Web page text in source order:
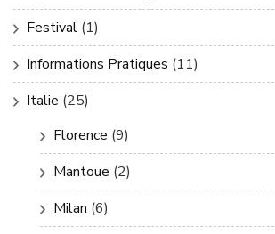
Festival (1)
Informations Pratiques (11)
Italie (25)
Florence (9)
Mantoue (2)
Milan (6)